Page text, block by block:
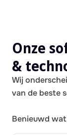
Onze
&
Wij
van de beste
Benieuwd